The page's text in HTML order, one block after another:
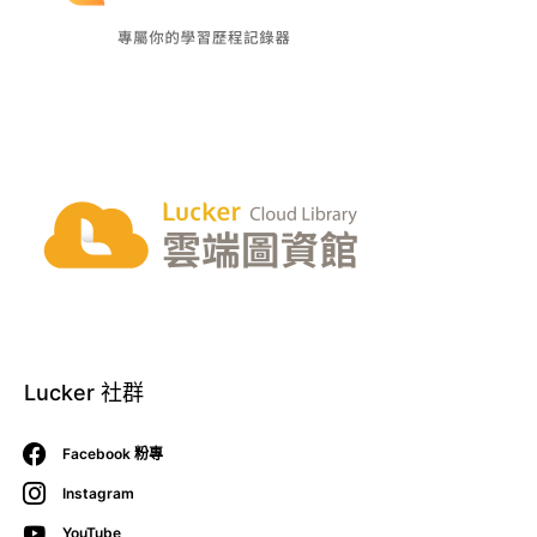
Lucker 社群
Facebook 粉專
Instagram
YouTube